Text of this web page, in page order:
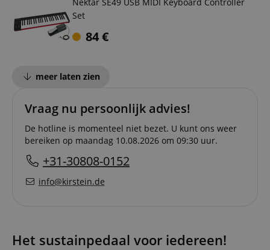
Set
84€
meer laten zien
Vraag nu persoonlijk advies!
De hotline is momenteel niet bezet. U kunt ons weer
bereiken op maandag 10.08.2026 om 09:30 uur.
+31-30808-0152
info@kirstein.de
Het sustainpedaal voor iedereen!